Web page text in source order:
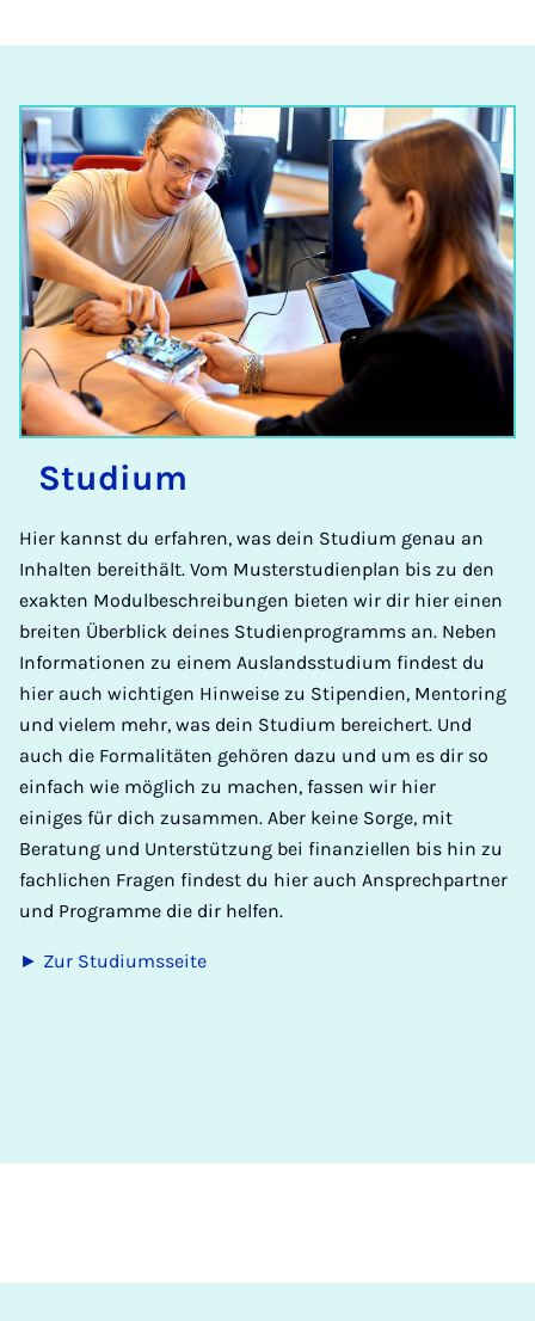
Stu­di­um
Hier kannst du erfahren, was dein Studium genau an
Inhalten bereithält. Vom Musterstudienplan bis zu den
exakten Modulbeschreibungen bieten wir dir hier einen
breiten Überblick deines Studienprogramms an. Neben
Informationen zu einem Auslandsstudium findest du
hier auch wichtigen Hinweise zu Stipendien, Mentoring
und vielem mehr, was dein Studium bereichert. Und
auch die Formalitäten gehören dazu und um es dir so
einfach wie möglich zu machen, fassen wir hier
einiges für dich zusammen. Aber keine Sorge, mit
Beratung und Unterstützung bei finanziellen bis hin zu
fachlichen Fragen findest du hier auch Ansprechpartner
und Programme die dir helfen.
► Zur Studiumsseite